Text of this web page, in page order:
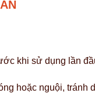
khi sử dụng lần
hoặc nguội,